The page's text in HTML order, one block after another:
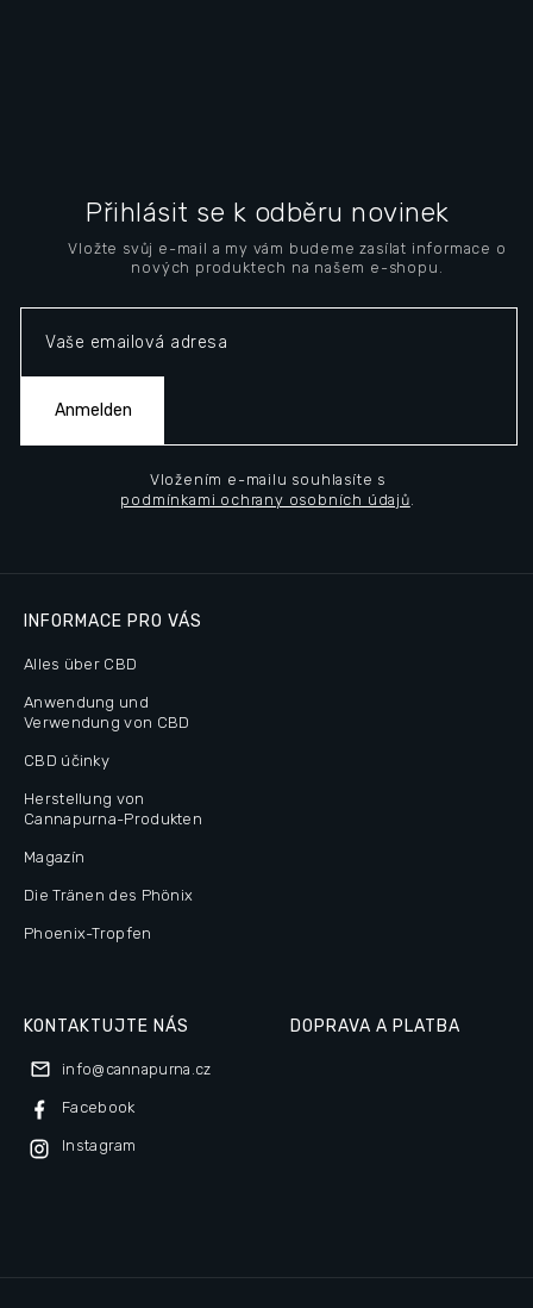
Přihlásit se k odběru novinek
Vložte svůj e-mail a my vám budeme zasílat informace o
nových produktech na našem e-shopu.
Anmelden
Vložením e-mailu souhlasíte s
podmínkami ochrany osobních údajů.
INFORMACE PRO VÁS
Alles über CBD
Anwendung und
Verwendung von CBD
CBD účinky
Herstellung von
Cannapurna-Produkten
Magazín
Die Tränen des Phönix
Phoenix-Tropfen
KONTAKTUJTE NÁS
info@ cannapurna.cz
Facebook
Instagram
DOPRAVA A PLATBA